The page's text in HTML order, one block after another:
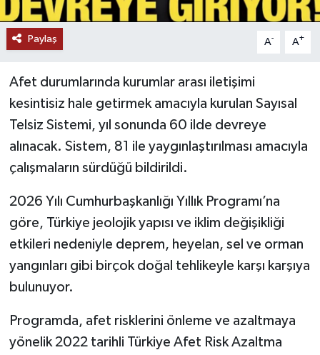
Paylaş A- A+
Afet durumlarında kurumlar arası iletişimi
kesintisiz hale getirmek amacıyla kurulan Sayısal
Telsiz Sistemi, yıl sonunda 60 ilde devreye
alınacak. Sistem, 81 ile yaygınlaştırılması amacıyla
çalışmaların sürdüğü bildirildi.
2026 Yılı Cumhurbaşkanlığı Yıllık Programı’na
göre, Türkiye jeolojik yapısı ve iklim değişikliği
etkileri nedeniyle deprem, heyelan, sel ve orman
yangınları gibi birçok doğal tehlikeyle karşı karşıya
bulunuyor.
Programda, afet risklerini önleme ve azaltmaya
yönelik 2022 tarihli Türkiye Afet Risk Azaltma